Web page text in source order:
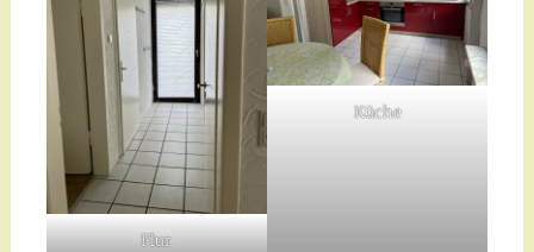
Flur
Küche